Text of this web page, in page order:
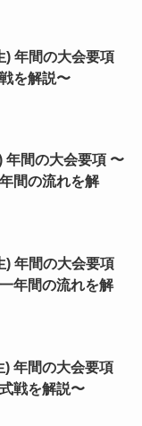
) 年間の大会要項
を解説〜
年間の大会要項 〜
間の流れを解
) 年間の大会要項
年間の流れを解
) 年間の大会要項
戦を解説〜